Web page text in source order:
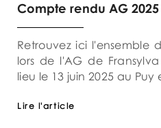
Compte rendu AG 2025
Retrouvez ici l'ensemble
lors de l'AG de
lieu le 13 juin 2025 au Puy
Lire l'article